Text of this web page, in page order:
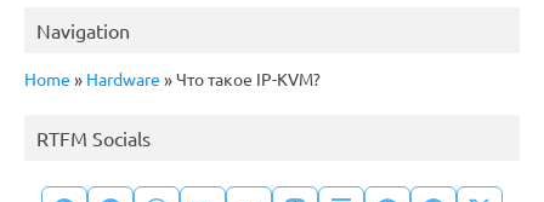
Navigation
Home » Hardware »Что такое IP-KVM?
RTFM Socials